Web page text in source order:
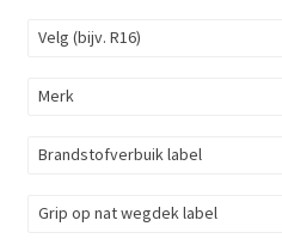
Velg (bijv. R16)
Merk
Brandstofverbuik label
Grip op nat wegdek label